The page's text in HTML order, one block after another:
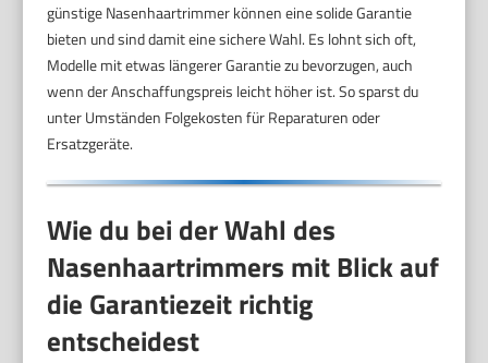
günstige Nasenhaartrimmer können eine solide Garantie
bieten und sind damit eine sichere Wahl. Es lohnt sich oft,
Modelle mit etwas längerer Garantie zu bevorzugen, auch
wenn der Anschaffungspreis leicht höher ist. So sparst du
unter Umständen Folgekosten für Reparaturen oder
Ersatzgeräte.
Wie du bei der Wahl des
Nasenhaartrimmers mit Blick auf
die Garantiezeit richtig
entscheidest